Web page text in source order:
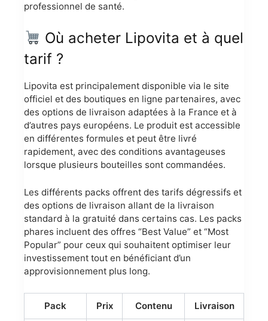
professionnel de santé.
Où acheter Lipovita et à quel
tarif ?
Lipovita est principalement disponible via le site
officiel et des boutiques en ligne partenaires, avec
des options de livraison adaptées à la France et à
d’autres pays européens. Le produit est accessible
en différentes formules et peut être livré
rapidement, avec des conditions avantageuses
lorsque plusieurs bouteilles sont commandées.
Les différents packs offrent des tarifs dégressifs et
des options de livraison allant de la livraison
standard à la gratuité dans certains cas. Les packs
phares incluent des offres “Best Value” et “Most
Popular” pour ceux qui souhaitent optimiser leur
investissement tout en bénéficiant d’un
approvisionnement plus long.
Pack Prix Contenu Livraison